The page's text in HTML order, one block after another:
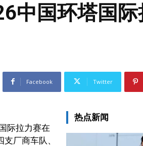
中国环塔国际
Facebook Twitter
际拉力赛在
厂商车队、
热点新闻